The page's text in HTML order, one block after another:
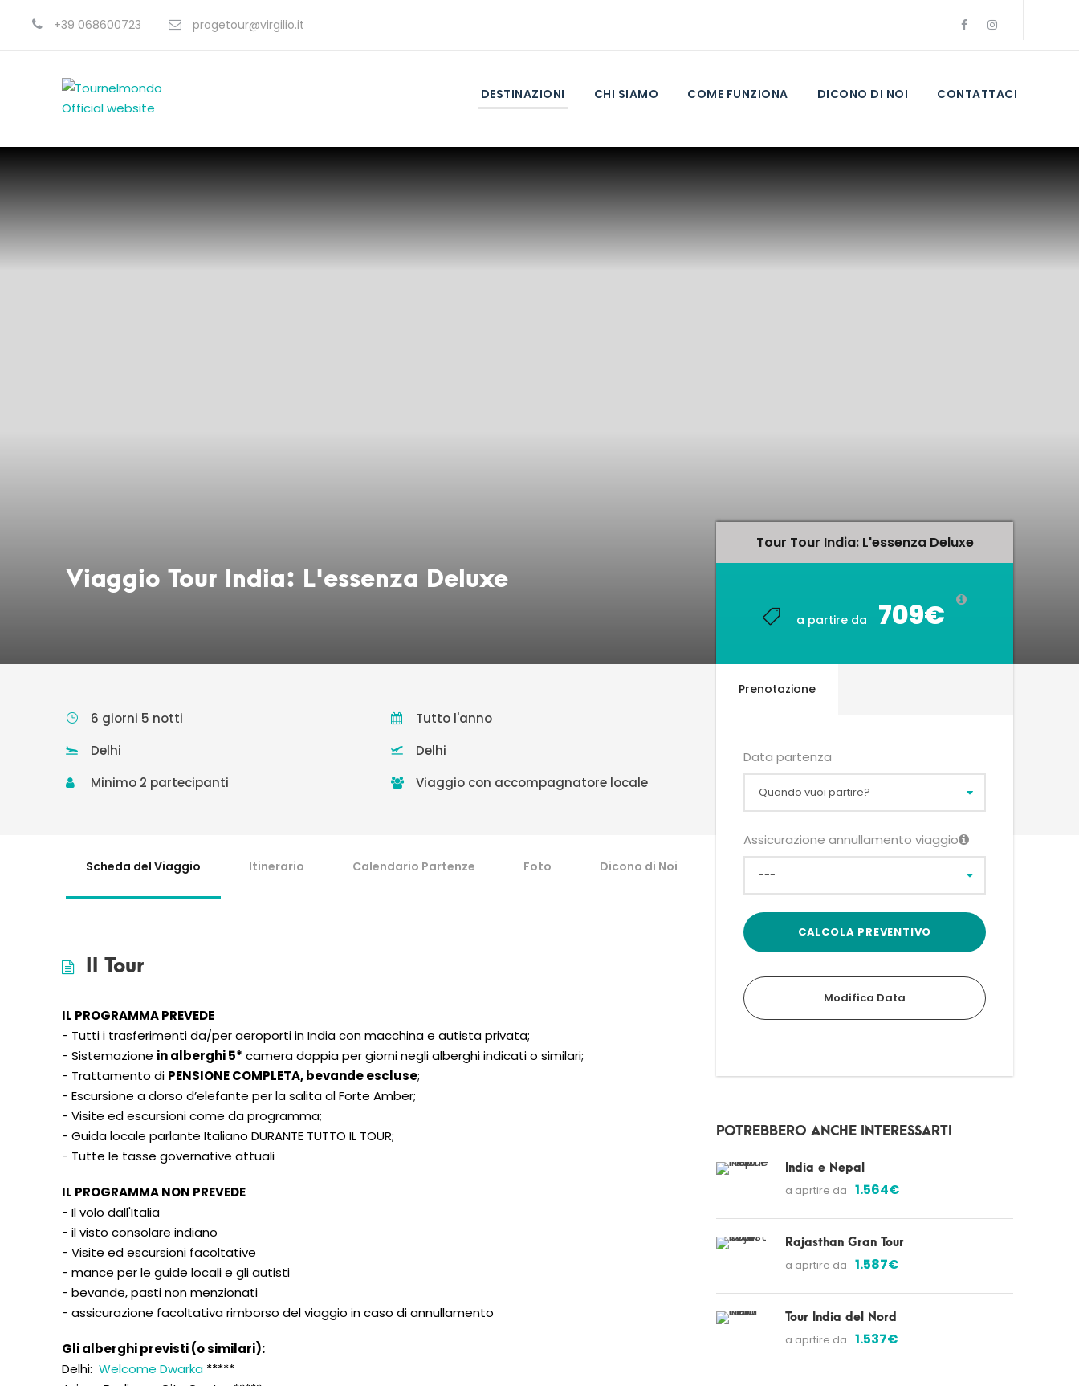
+39 068600723 progetour@virgilio.it
DESTINAZIONI CHI SIAMO COME FUNZIONA DICONO DI NOI CONTATTACI
Viaggio Tour India: L'essenza Deluxe
Tour Tour India: L'essenza Deluxe
a partire da 709€
Tour Tour India: L'essenza Deluxe
a partire da 709€
Prenotazione
Data partenza
Assicurazione annullamento viaggio
Modifica Data
POTREBBERO ANCHE INTERESSARTI
India e Nepal
a aprtire da 1.564€
Rajasthan Gran Tour
a aprtire da 1.587€
Tour India del Nord
a aprtire da 1.537€
6 giorni 5 notti
Tutto l'anno
Delhi
Delhi
Minimo 2 partecipanti
Viaggio con accompagnatore locale
Scheda del Viaggio Itinerario Calendario Partenze Foto Dicono di Noi
Il Tour
IL PROGRAMMA PREVEDE
- Tutti i trasferimenti da/per aeroporti in India con macchina e autista privata;
- Sistemazione in alberghi 5* camera doppia per giorni negli alberghi indicati o similari;
- Trattamento di PENSIONE COMPLETA, bevande escluse;
- Escursione a dorso d’elefante per la salita al Forte Amber;
- Visite ed escursioni come da programma;
- Guida locale parlante Italiano DURANTE TUTTO IL TOUR;
- Tutte le tasse governative attuali
IL PROGRAMMA NON PREVEDE
- Il volo dall'Italia
- il visto consolare indiano
- Visite ed escursioni facoltative
- mance per le guide locali e gli autisti
- bevande, pasti non menzionati
- assicurazione facoltativa rimborso del viaggio in caso di annullamento
Gli alberghi previsti (o similari):
Delhi: Welcome Dwarka *****